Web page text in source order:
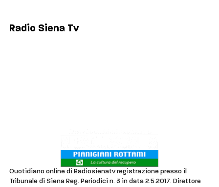
Radio Siena Tv
Quotidiano online di Radiosienatv registrazione presso il
Tribunale di Siena Reg. Periodici n. 3 in data 2.5.2017. Direttore